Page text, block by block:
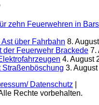
zehn Feuerwehren in
über Fahrbahn 8.
der Feuerwehr Brackede 7.
4. August
Straßenböschung 3.
Datenschutz
Rechte vorbehalten.